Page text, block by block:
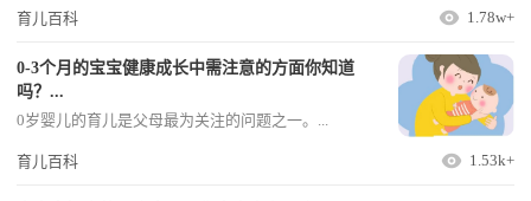
育儿百科
1.78w+
0-3个月的宝宝健康成长中需注意的方面你知道
吗？...
0岁婴儿的育儿是父母最为关注的问题之一。...
育儿百科 1.53k+